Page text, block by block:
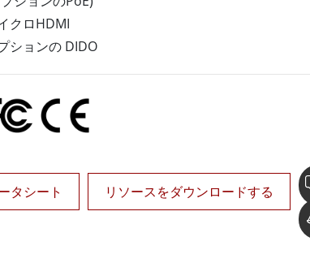
タ
ティ
ューティング
クロHDMI
ションの DIDO
タシート リソースをダウンロードする